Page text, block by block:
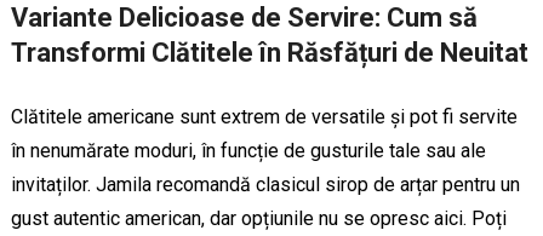
Variante Delicioase de Servire: Cum să
Transformi Clătitele în Răsfățuri de Neuitat
Clătitele americane sunt extrem de versatile și pot fi servite
în nenumărate moduri, în funcție de gusturile tale sau ale
invitaților. Jamila recomandă clasicul sirop de arțar pentru un
gust autentic american, dar opțiunile nu se opresc aici. Poți